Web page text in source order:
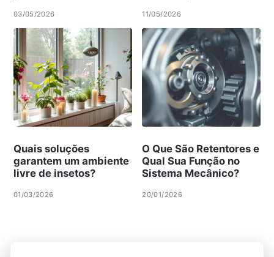
03/05/2026 11/05/2026
Quais soluções
garantem um ambiente
livre de insetos?
01/03/2026
O Que São Retentores e
Qual Sua Função no
Sistema Mecânico?
20/01/2026